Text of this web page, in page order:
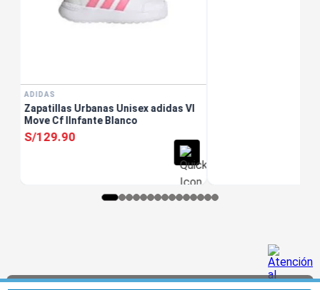
ADIDAS
Zapatillas Urbanas Unisex adidas Vl
Move Cf IInfante Blanco
S/129.90